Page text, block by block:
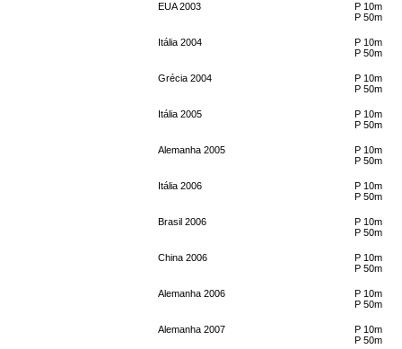
EUA 2003
P 10m
P 50m
Itália 2004
P 10m
P 50m
Grécia 2004
P 10m
P 50m
Itália 2005
P 10m
P 50m
Alemanha 2005
P 10m
P 50m
Itália 2006
P 10m
P 50m
Brasil 2006
P 10m
P 50m
China 2006
P 10m
P 50m
Alemanha 2006
P 10m
P 50m
Alemanha 2007
P 10m
P 50m